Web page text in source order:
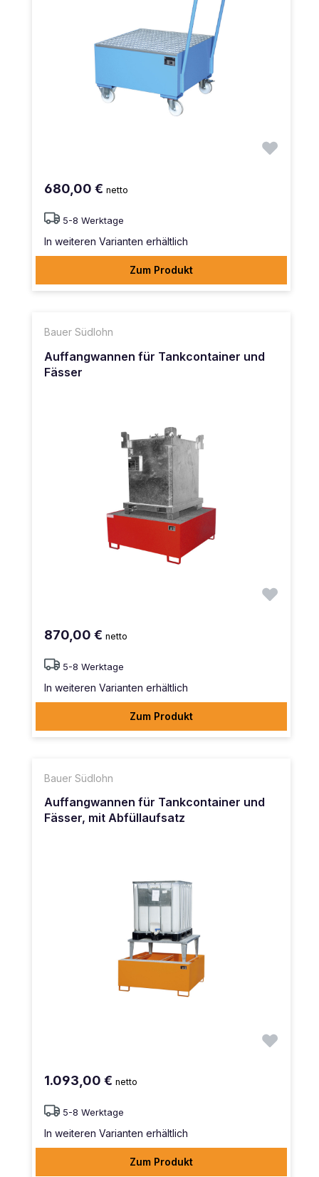
680,00 € netto
5-8 Werktage
In weiteren Varianten erhältlich
Zum Produkt
Bauer Südlohn
Auffangwannen für Tankcontainer und
Fässer
870,00 € netto
5-8 Werktage
In weiteren Varianten erhältlich
Zum Produkt
Bauer Südlohn
Auffangwannen für Tankcontainer und
Fässer, mit Abfüllaufsatz
1.093,00 € netto
5-8 Werktage
In weiteren Varianten erhältlich
Zum Produkt